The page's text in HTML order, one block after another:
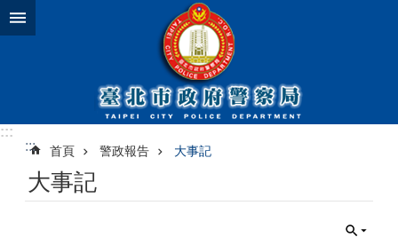
跳到主要內容區塊
:::
:::
首頁 警政報告 大事記
大事記